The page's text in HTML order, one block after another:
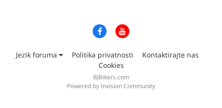
Jezik foruma Politika privatnosti
Kontaktirajte nas
Cookies
BJBikers.com
Powered by Invision Community